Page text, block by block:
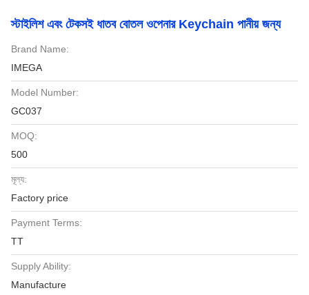
স্টাইলিশ এবং টেকসই ধাতব বোতল ওপেনার Keychain পানীয় জন্য
Brand Name:
IMEGA
Model Number:
GC037
MOQ:
500
মূল্য:
Factory price
Payment Terms:
TT
Supply Ability:
Manufacture